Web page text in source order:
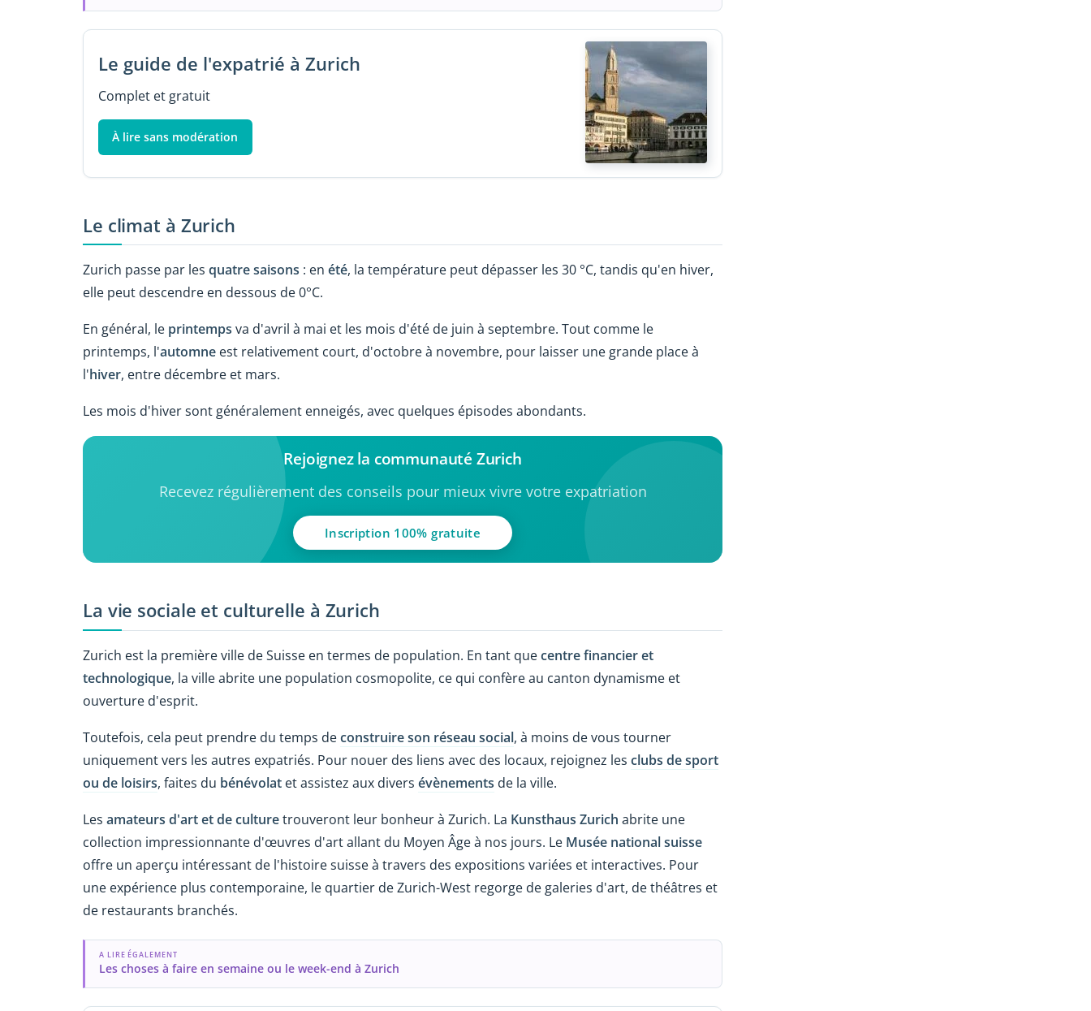
Le guide de l'expatrié à Zurich
Complet et gratuit
À lire sans modération
Le climat à Zurich
Zurich passe par les quatre saisons : en été, la température peut dépasser les 30 °C, tandis qu'en hiver,
elle peut descendre en dessous de 0°C.
En général, le printemps va d'avril à mai et les mois d'été de juin à septembre. Tout comme le
printemps, l'automne est relativement court, d'octobre à novembre, pour laisser une grande place à
l'hiver, entre décembre et mars.
Les mois d'hiver sont généralement enneigés, avec quelques épisodes abondants.
Rejoignez la communauté Zurich
Recevez régulièrement des conseils pour mieux vivre votre expatriation
Inscription 100% gratuite
La vie sociale et culturelle à Zurich
Zurich est la première ville de Suisse en termes de population. En tant quecentre financier et
technologique, la ville abrite une population cosmopolite, ce qui confère au canton dynamisme et
ouverture d'esprit.
Toutefois, cela peut prendre du temps deconstruire son réseau social, à moins de vous tourner
uniquement vers les autres expatriés. Pour nouer des liens avec des locaux, rejoignez les clubs de sport
ou de loisirs, faites du bénévolat et assistez aux divers évènements de la ville.
Les amateurs d'art et de culturetrouveront leur bonheur à Zurich. La Kunsthaus Zurich abrite une
collection impressionnante d'œuvres d'art allant du Moyen Âge à nos jours. Le Musée national suisse
offre un aperçu intéressant de l'histoire suisse à travers des expositions variées et interactives. Pour
une expérience plus contemporaine, le quartier de Zurich-West regorge de galeries d'art, de théâtres et
de restaurants branchés.
A LIRE ÉGALEMENT
Les choses à faire en semaine ou le week-end à Zurich